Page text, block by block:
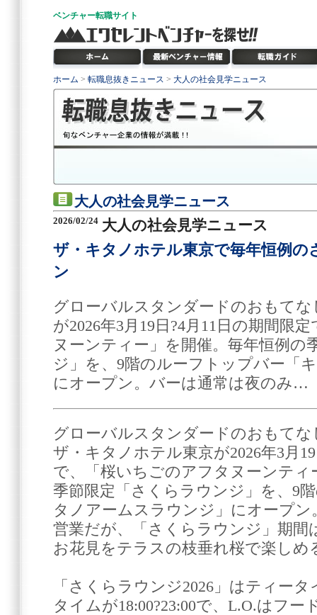
ベンチャー転職サイト
ホーム > 転職息抜きニュース > 大人の社会見学ニュース
大人の社会見学ニュース
2026/02/24 大人の社会見学ニュース
ザ・キタノホテル東京で毎年恒例
ン
グローバルスタンダードのおもて
が2026年3月19日?4月11日の期間限
ヌーンティー」を開催。毎年恒例の
ジ」を、9階のルーフトップバー「
にオープン。バーは通常は夜のみ…
グローバルスタンダードのおもてな
ザ・キタノホテル東京が2026年3月
で、「桜いちごのアフタヌーンティ
季節限定「さくらラウンジ」を、9
タノアームスラウンジ」にオープ
営業だが、「さくらラウンジ」期間
お花見をテラスの枝垂れ桜で楽しめ
「さくらラウンジ2026」はティータ
タイムが18:00?23:00で、L.O.はフー